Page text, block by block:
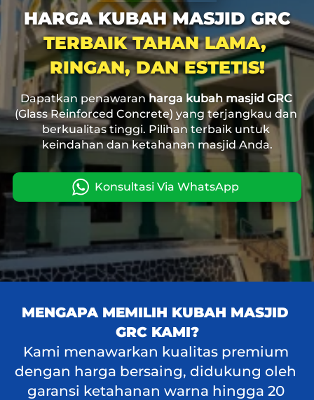
HARGA KUBAH MASJID GRC
TERBAIK TAHAN LAMA,
RINGAN, DAN ESTETIS!
Dapatkan penawaran harga kubah masjid GRC
(Glass Reinforced Concrete) yang terjangkau dan
berkualitas tinggi. Pilihan terbaik untuk
keindahan dan ketahanan masjid Anda.
` Konsultasi Via WhatsApp
MENGAPA MEMILIH KUBAH MASJID
GRC KAMI?
Kami menawarkan kualitas premium
dengan harga bersaing, didukung oleh
garansi ketahanan warna hingga 20